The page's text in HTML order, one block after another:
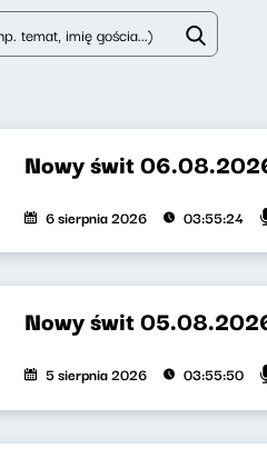
Nowy świt
6 sierpnia 2026 03:55:24
Nowy świt
5 sierpnia 2026 03:55:50